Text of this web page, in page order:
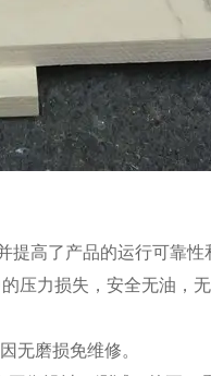
提高了产品的运行可靠性
压力损失，安全无油，
无磨损免维修。